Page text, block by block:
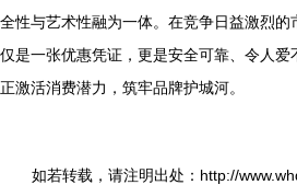
全性与艺术性融为一体。在竞争日益激烈
仅是一张优惠凭证，更是安全可靠、令人
正激活消费潜力，筑牢品牌护城河。
如若转载，请注明出处：http://